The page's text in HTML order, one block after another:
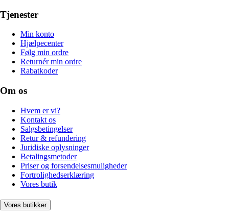
Tjenester
Min konto
Hjælpecenter
Følg min ordre
Returnér min ordre
Rabatkoder
Om os
Hvem er vi?
Kontakt os
Salgsbetingelser
Retur & refundering
Juridiske oplysninger
Betalingsmetoder
Priser og forsendelsesmuligheder
Fortrolighedserklæring
Vores butik
Vores butikker